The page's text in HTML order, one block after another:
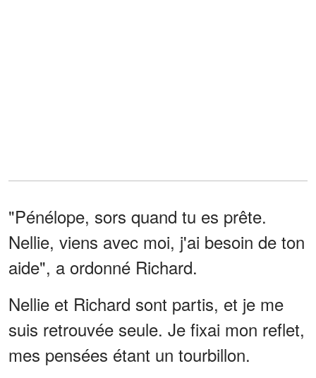
"Pénélope, sors quand tu es prête.
Nellie, viens avec moi, j'ai besoin de ton
aide", a ordonné Richard.
Nellie et Richard sont partis, et je me
suis retrouvée seule. Je fixai mon reflet,
mes pensées étant un tourbillon.